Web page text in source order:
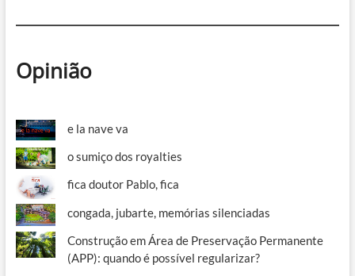
Opinião
e la nave va
o sumiço dos royalties
fica doutor Pablo, fica
congada, jubarte, memórias silenciadas
Construção em Área de Preservação Permanente
(APP): quando é possível regularizar?